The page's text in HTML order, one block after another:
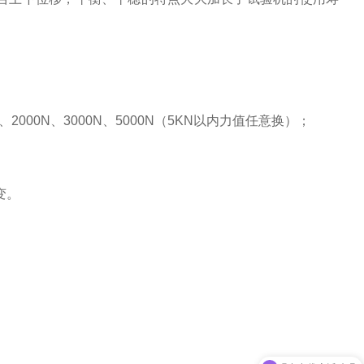
、3000N、5000N（5KN以内力值任意换）；